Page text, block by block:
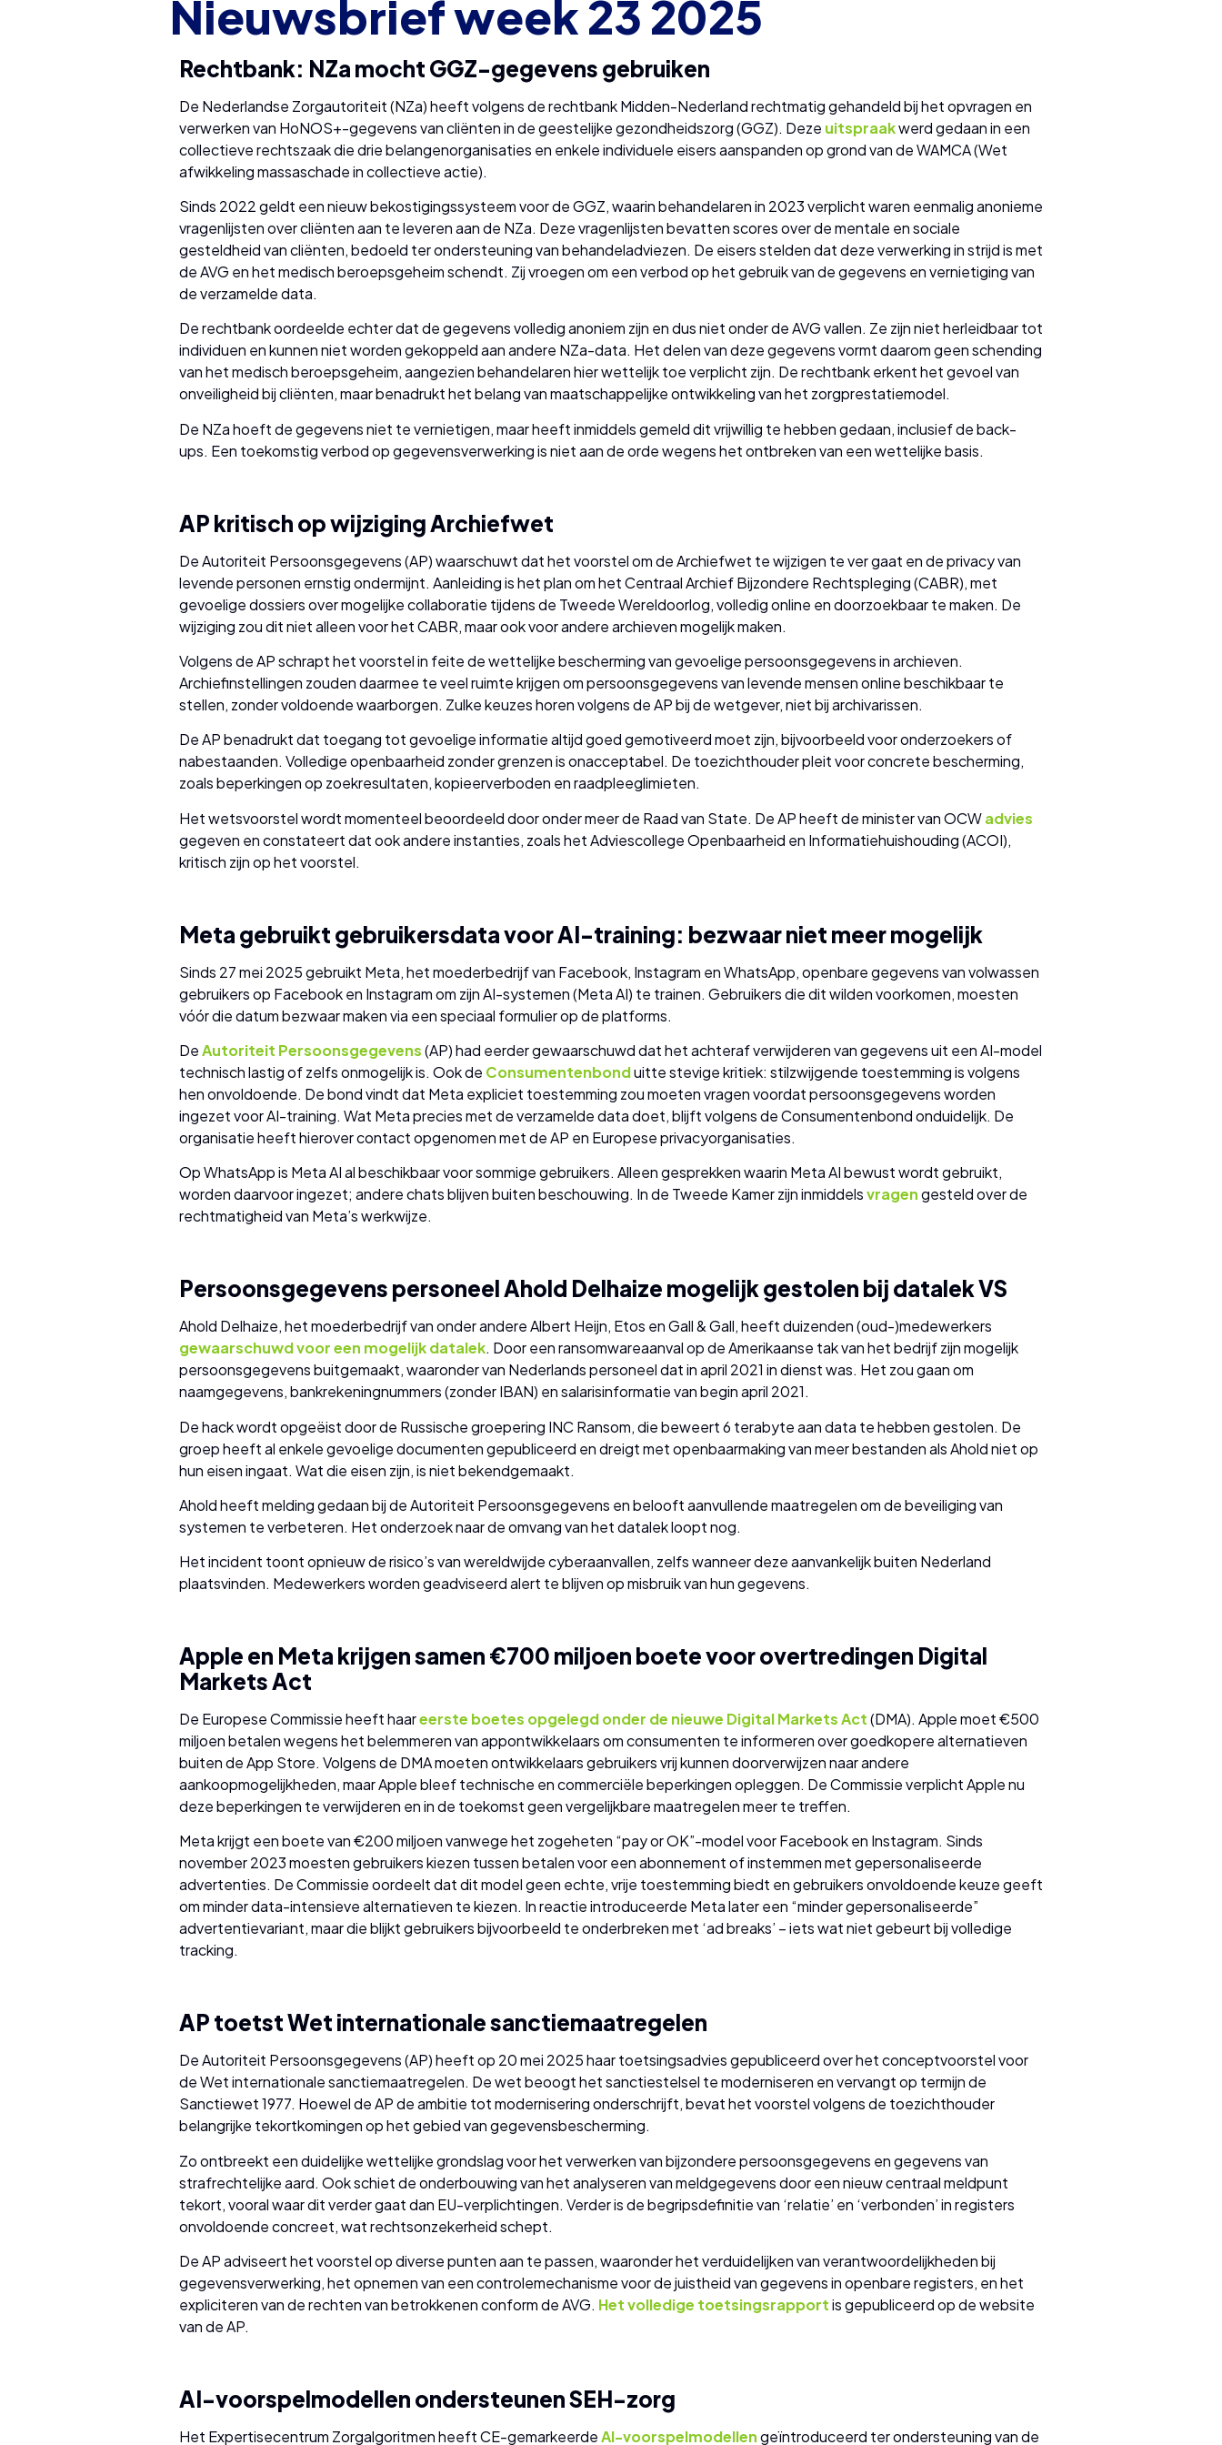
Nieuwsbrief week 23 2025
Rechtbank: NZa mocht GGZ-gegevens gebruiken
De Nederlandse Zorgautoriteit (NZa) heeft volgens de rechtbank Midden-Nederland rechtmatig gehandeld bij het opvragen en
verwerken van HoNOS+-gegevens van cliënten in de geestelijke gezondheidszorg (GGZ). Deze uitspraakwerd gedaan in een
collectieve rechtszaak die drie belangenorganisaties en enkele individuele eisers aanspanden op grond van de WAMCA (Wet
afwikkeling massaschade in collectieve actie).
Sinds 2022 geldt een nieuw bekostigingssysteem voor de GGZ, waarin behandelaren in 2023 verplicht waren eenmalig anonieme
vragenlijsten over cliënten aan te leveren aan de NZa. Deze vragenlijsten bevatten scores over de mentale en sociale
gesteldheid van cliënten, bedoeld ter ondersteuning van behandeladviezen. De eisers stelden dat deze verwerking in strijd is met
de AVG en het medisch beroepsgeheim schendt. Zij vroegen om een verbod op het gebruik van de gegevens en vernietiging van
de verzamelde data.
De rechtbank oordeelde echter dat de gegevens volledig anoniem zijn en dus niet onder de AVG vallen. Ze zijn niet herleidbaar tot
individuen en kunnen niet worden gekoppeld aan andere NZa-data. Het delen van deze gegevens vormt daarom geen schending
van het medisch beroepsgeheim, aangezien behandelaren hier wettelijk toe verplicht zijn. De rechtbank erkent het gevoel van
onveiligheid bij cliënten, maar benadrukt het belang van maatschappelijke ontwikkeling van het zorgprestatiemodel.
De NZa hoeft de gegevens niet te vernietigen, maar heeft inmiddels gemeld dit vrijwillig te hebben gedaan, inclusief de back-
ups. Een toekomstig verbod op gegevensverwerking is niet aan de orde wegens het ontbreken van een wettelijke basis.
AP kritisch op wijziging Archiefwet
De Autoriteit Persoonsgegevens (AP) waarschuwt dat het voorstel om de Archiefwet te wijzigen te ver gaat en de privacy van
levende personen ernstig ondermijnt. Aanleiding is het plan om het Centraal Archief Bijzondere Rechtspleging (CABR), met
gevoelige dossiers over mogelijke collaboratie tijdens de Tweede Wereldoorlog, volledig online en doorzoekbaar te maken. De
wijziging zou dit niet alleen voor het CABR, maar ook voor andere archieven mogelijk maken.
Volgens de AP schrapt het voorstel in feite de wettelijke bescherming van gevoelige persoonsgegevens in archieven.
Archiefinstellingen zouden daarmee te veel ruimte krijgen om persoonsgegevens van levende mensen online beschikbaar te
stellen, zonder voldoende waarborgen. Zulke keuzes horen volgens de AP bij de wetgever, niet bij archivarissen.
De AP benadrukt dat toegang tot gevoelige informatie altijd goed gemotiveerd moet zijn, bijvoorbeeld voor onderzoekers of
nabestaanden. Volledige openbaarheid zonder grenzen is onacceptabel. De toezichthouder pleit voor concrete bescherming,
zoals beperkingen op zoekresultaten, kopieerverboden en raadpleeglimieten.
Het wetsvoorstel wordt momenteel beoordeeld door onder meer de Raad van State. De AP heeft de minister van OCWadvies
gegeven en constateert dat ook andere instanties, zoals het Adviescollege Openbaarheid en Informatiehuishouding (ACOI),
kritisch zijn op het voorstel.
Meta gebruikt gebruikersdata voor AI-training: bezwaar niet meer mogelijk
Sinds 27 mei 2025 gebruikt Meta, het moederbedrijf van Facebook, Instagram en WhatsApp, openbare gegevens van volwassen
gebruikers op Facebook en Instagram om zijn AI-systemen (Meta AI) te trainen. Gebruikers die dit wilden voorkomen, moesten
vóór die datum bezwaar maken via een speciaal formulier op de platforms.
DeAutoriteit Persoonsgegevens(AP) had eerder gewaarschuwd dat het achteraf verwijderen van gegevens uit een AI-model
technisch lastig of zelfs onmogelijk is. Ook de Consumentenbonduitte stevige kritiek: stilzwijgende toestemming is volgens
hen onvoldoende. De bond vindt dat Meta expliciet toestemming zou moeten vragen voordat persoonsgegevens worden
ingezet voor AI-training. Wat Meta precies met de verzamelde data doet, blijft volgens de Consumentenbond onduidelijk. De
organisatie heeft hierover contact opgenomen met de AP en Europese privacyorganisaties.
Op WhatsApp is Meta AI al beschikbaar voor sommige gebruikers. Alleen gesprekken waarin Meta AI bewust wordt gebruikt,
worden daarvoor ingezet; andere chats blijven buiten beschouwing. In de Tweede Kamer zijn inmiddelsvragengesteld over de
rechtmatigheid van Meta’s werkwijze.
Persoonsgegevens personeel Ahold Delhaize mogelijk gestolen bij datalek VS
Ahold Delhaize, het moederbedrijf van onder andere Albert Heijn, Etos en Gall & Gall, heeft duizenden (oud-)medewerkers
gewaarschuwd voor een mogelijk datalek. Door een ransomwareaanval op de Amerikaanse tak van het bedrijf zijn mogelijk
persoonsgegevens buitgemaakt, waaronder van Nederlands personeel dat in april 2021 in dienst was. Het zou gaan om
naamgegevens, bankrekeningnummers (zonder IBAN) en salarisinformatie van begin april 2021.
De hack wordt opgeëist door de Russische groepering INC Ransom, die beweert 6 terabyte aan data te hebben gestolen. De
groep heeft al enkele gevoelige documenten gepubliceerd en dreigt met openbaarmaking van meer bestanden als Ahold niet op
hun eisen ingaat. Wat die eisen zijn, is niet bekendgemaakt.
Ahold heeft melding gedaan bij de Autoriteit Persoonsgegevens en belooft aanvullende maatregelen om de beveiliging van
systemen te verbeteren. Het onderzoek naar de omvang van het datalek loopt nog.
Het incident toont opnieuw de risico’s van wereldwijde cyberaanvallen, zelfs wanneer deze aanvankelijk buiten Nederland
plaatsvinden. Medewerkers worden geadviseerd alert te blijven op misbruik van hun gegevens.
Apple en Meta krijgen samen €700 miljoen boete voor overtredingen Digital
Markets Act
De Europese Commissie heeft haareerste boetes opgelegd onder de nieuwe Digital Markets Act(DMA). Apple moet €500
miljoen betalen wegens het belemmeren van appontwikkelaars om consumenten te informeren over goedkopere alternatieven
buiten de App Store. Volgens de DMA moeten ontwikkelaars gebruikers vrij kunnen doorverwijzen naar andere
aankoopmogelijkheden, maar Apple bleef technische en commerciële beperkingen opleggen. De Commissie verplicht Apple nu
deze beperkingen te verwijderen en in de toekomst geen vergelijkbare maatregelen meer te treffen.
Meta krijgt een boete van €200 miljoen vanwege het zogeheten “pay or OK”-model voor Facebook en Instagram. Sinds
november 2023 moesten gebruikers kiezen tussen betalen voor een abonnement of instemmen met gepersonaliseerde
advertenties. De Commissie oordeelt dat dit model geen echte, vrije toestemming biedt en gebruikers onvoldoende keuze geeft
om minder data-intensieve alternatieven te kiezen. In reactie introduceerde Meta later een “minder gepersonaliseerde”
advertentievariant, maar die blijkt gebruikers bijvoorbeeld te onderbreken met ‘ad breaks’ – iets wat niet gebeurt bij volledige
tracking.
AP toetst Wet internationale sanctiemaatregelen
De Autoriteit Persoonsgegevens (AP) heeft op 20 mei 2025 haar toetsingsadvies gepubliceerd over het conceptvoorstel voor
de Wet internationale sanctiemaatregelen. De wet beoogt het sanctiestelsel te moderniseren en vervangt op termijn de
Sanctiewet 1977. Hoewel de AP de ambitie tot modernisering onderschrijft, bevat het voorstel volgens de toezichthouder
belangrijke tekortkomingen op het gebied van gegevensbescherming.
Zo ontbreekt een duidelijke wettelijke grondslag voor het verwerken van bijzondere persoonsgegevens en gegevens van
strafrechtelijke aard. Ook schiet de onderbouwing van het analyseren van meldgegevens door een nieuw centraal meldpunt
tekort, vooral waar dit verder gaat dan EU-verplichtingen. Verder is de begripsdefinitie van ‘relatie’ en ‘verbonden’ in registers
onvoldoende concreet, wat rechtsonzekerheid schept.
De AP adviseert het voorstel op diverse punten aan te passen, waaronder het verduidelijken van verantwoordelijkheden bij
gegevensverwerking, het opnemen van een controlemechanisme voor de juistheid van gegevens in openbare registers, en het
expliciteren van de rechten van betrokkenen conform de AVG. Het volledige toetsingsrapportis gepubliceerd op de website
van de AP.
AI-voorspelmodellen ondersteunen SEH-zorg
Het Expertisecentrum Zorgalgoritmen heeft CE-gemarkeerdeAI-voorspelmodellengeïntroduceerd ter ondersteuning van de